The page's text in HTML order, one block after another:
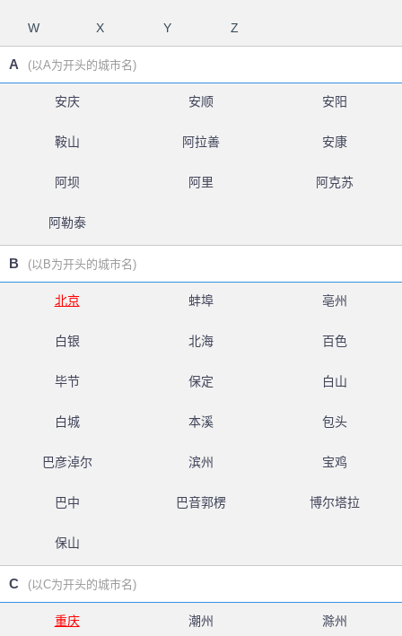
W X Y Z
A (以A为开头的城市名)
安庆 安顺 安阳
鞍山 阿拉善 安康
阿坝 阿里 阿克苏
阿勒泰
B (以B为开头的城市名)
北京 蚌埠 亳州
白银 北海 百色
毕节 保定 白山
白城 本溪 包头
巴彦淖尔 滨州 宝鸡
巴中 巴音郭楞 博尔塔拉
保山
C (以C为开头的城市名)
重庆 潮州 滁州